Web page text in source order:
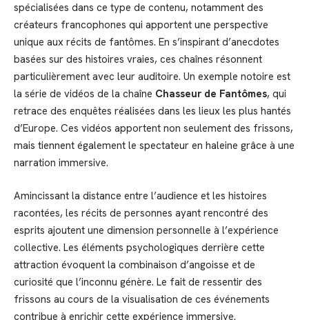
spécialisées dans ce type de contenu, notamment des
créateurs francophones qui apportent une perspective
unique aux récits de fantômes. En s’inspirant d’anecdotes
basées sur des histoires vraies, ces chaînes résonnent
particulièrement avec leur auditoire. Un exemple notoire est
la série de vidéos de la chaîne Chasseur de Fantômes, qui
retrace des enquêtes réalisées dans les lieux les plus hantés
d’Europe. Ces vidéos apportent non seulement des frissons,
mais tiennent également le spectateur en haleine grâce à une
narration immersive.
Amincissant la distance entre l’audience et les histoires
racontées, les récits de personnes ayant rencontré des
esprits ajoutent une dimension personnelle à l’expérience
collective. Les éléments psychologiques derrière cette
attraction évoquent la combinaison d’angoisse et de
curiosité que l’inconnu génère. Le fait de ressentir des
frissons au cours de la visualisation de ces événements
contribue à enrichir cette expérience immersive.